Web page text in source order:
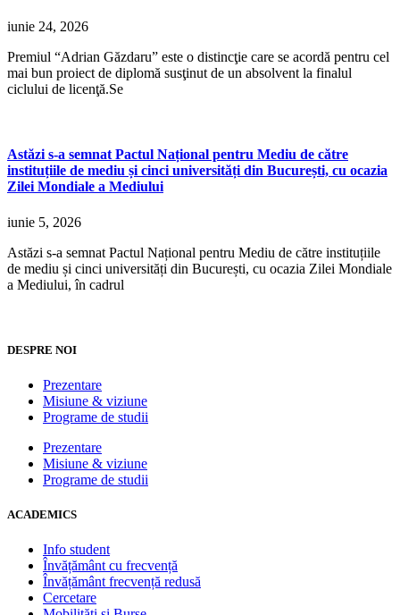
iunie 24, 2026
Premiul “Adrian Găzdaru” este o distincţie care se acordă pentru cel
mai bun proiect de diplomă susţinut de un absolvent la finalul
ciclului de licenţă.Se
Astăzi s-a semnat Pactul Național pentru Mediu de către
instituțiile de mediu și cinci universități din București, cu ocazia
Zilei Mondiale a Mediului
iunie 5, 2026
Astăzi s-a semnat Pactul Național pentru Mediu de către instituțiile
de mediu și cinci universități din București, cu ocazia Zilei Mondiale
a Mediului, în cadrul
DESPRE NOI
Prezentare
Misiune & viziune
Programe de studii
Prezentare
Misiune & viziune
Programe de studii
ACADEMICS
Info student
Învățământ cu frecvență
Învățământ frecvență redusă
Cercetare